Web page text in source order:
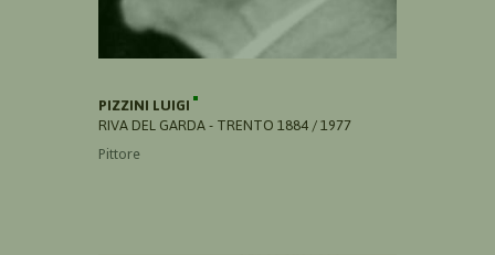
PIZZINI LUIGI
RIVA DEL GARDA - TRENTO 1884 / 1977
Pittore